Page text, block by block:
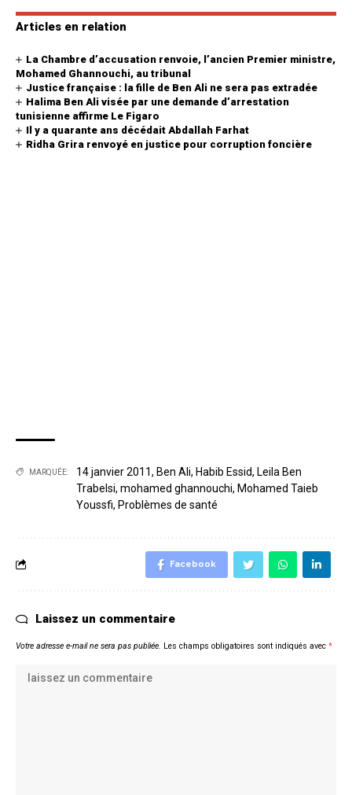
Articles en relation
La Chambre d’accusation renvoie, l’ancien Premier ministre,
Mohamed Ghannouchi, au tribunal
Justice française : la fille de Ben Ali ne sera pas extradée
Halima Ben Ali visée par une demande d’arrestation
tunisienne affirme Le Figaro
Il y a quarante ans décédait Abdallah Farhat
Ridha Grira renvoyé en justice pour corruption foncière
MARQUÉE: 14 janvier 2011, Ben Ali, Habib Essid, Leila Ben
Trabelsi, mohamed ghannouchi, Mohamed Taieb
Youssfi, Problèmes de santé
Facebook
Laissez un commentaire
Votre adresse e-mail ne sera pas publiée. Les champs obligatoires sont indiqués avec *